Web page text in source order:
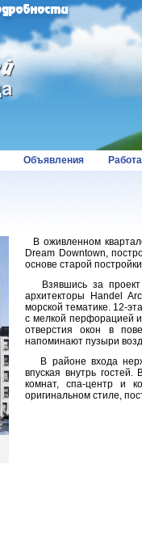
Объявления
В оживленном
Dream Downtown,
основе старой
Взявшись за проект
архитекторы Handel
морской тематике. 12-
с мелкой перфорацией
отверстия окон в
напоминают пузыри
В районе входа
впуская внутрь
комнат, спа-центр и
оригинальном стиле,